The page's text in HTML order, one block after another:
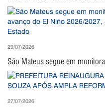
29/07/2026
São Mateus segue em
27/07/2026